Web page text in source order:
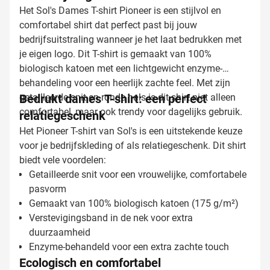
Het Sol's Dames T-shirt Pioneer is een stijlvol en
comfortabel shirt dat perfect past bij jouw
bedrijfsuitstraling wanneer je het laat bedrukken met
je eigen logo. Dit T-shirt is gemaakt van 100%
biologisch katoen met een lichtgewicht enzyme-
behandeling voor een heerlijk zachte feel. Met zijn
getailleerde snit en ronde hals is dit shirt niet alleen
comfortabel, maar ook trendy voor dagelijks gebruik.
Bedrukt dames T-shirt: een perfect
relatiegeschenk
Het Pioneer T-shirt van Sol's is een uitstekende keuze
voor je bedrijfskleding of als relatiegeschenk. Dit shirt
biedt vele voordelen:
Getailleerde snit voor een vrouwelijke, comfortabele
pasvorm
Gemaakt van 100% biologisch katoen (175 g/m²)
Verstevigingsband in de nek voor extra
duurzaamheid
Enzyme-behandeld voor een extra zachte touch
Ecologisch en comfortabel